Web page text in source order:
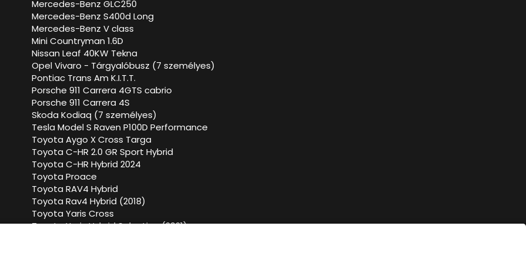
Mercedes-Benz GLC250
Mercedes-Benz S400d Long
Mercedes-Benz V class
Mini Countryman 1.6D
Nissan Leaf 40KW Tekna
Opel Vivaro - Tárgyalóbusz (7 személyes)
Pontiac Trans Am K.I.T.T.
Porsche 911 Carrera 4GTS cabrio
Porsche 911 Carrera 4S
Skoda Kodiaq (7 személyes)
Tesla Model S Raven P100D Performance
Toyota Aygo X Cross Targa
Toyota C-HR 2.0 GR Sport Hybrid
Toyota C-HR Hybrid 2024
Toyota Proace
Toyota RAV4 Hybrid
Toyota Rav4 Hybrid (2018)
Toyota Yaris Cross
Toyota Yaris Hybrid Selection (2021)